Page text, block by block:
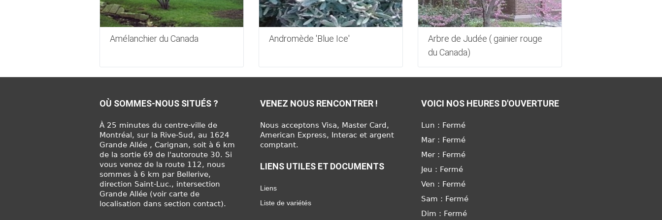
Amélanchier du Canada Andromède 'Blue Ice'
Arbre de Judée ( gainier rouge
du Canada)
OÙ SOMMES-NOUS SITUÉS ?
À 25 minutes du centre-ville de
Montréal, sur la Rive-Sud, au 1624
Grande Allée , Carignan, soit à 6 km
de la sortie 69 de l'autoroute 30. Si
vous venez de la route 112, nous
sommes à 6 km par Bellerive,
direction Saint-Luc., intersection
Grande Allée (voir carte de
localisation dans section contact).
VENEZ NOUS RENCONTRER !
Nous acceptons Visa, Master Card,
American Express, Interac et argent
comptant.
LIENS UTILES ET DOCUMENTS
Liens
Liste de variétés
VOICI NOS HEURES D'OUVERTURE
Lun : Fermé
Mar : Fermé
Mer : Fermé
Jeu : Fermé
Ven : Fermé
Sam : Fermé
Dim : Fermé